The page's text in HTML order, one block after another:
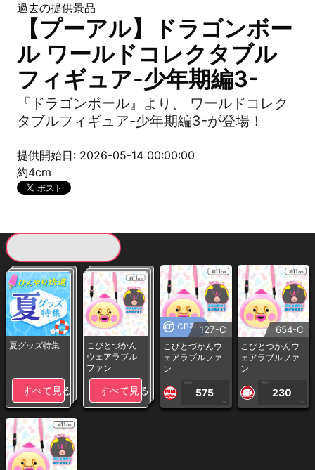
過去の提供景品
【プーアル】ドラゴンボー
ル ワールドコレクタブル
フィギュア-少年期編3-
『ドラゴンボール』より、 ワールドコレク
タブルフィギュア-少年期編3-が登場！
提供開始日: 2026-05-14 00:00:00
約4cm
夏グッズ特集
すべて見る
こびとづかん
ウェアラブル
ファン
すべて見る
CP専用127-C
こびとづかんウ
ェアラブルファ
ン
1PLAY
575
CP
654-C
こびとづかんウ
ェアラブルファ
ン
1PLAY
230
CP